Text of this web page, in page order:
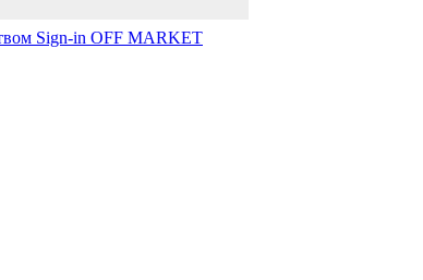
Sign-in OFF MARKET